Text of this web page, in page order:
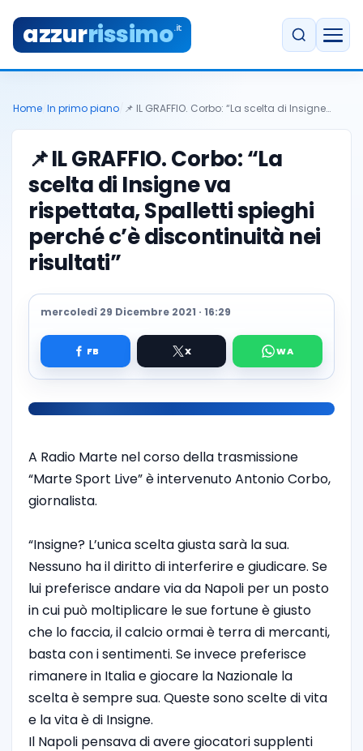
azzurrissimo.it
Home In primo piano 📌 IL GRAFFIO. Corbo: “La scelta di Insigne…
📌IL GRAFFIO. Corbo: “La
scelta di Insigne va
rispettata, Spalletti spieghi
perché c’è discontinuità nei
risultati”
mercoledì 29 Dicembre 2021 · 16:29
A Radio Marte nel corso della trasmissione
“Marte Sport Live” è intervenuto Antonio Corbo,
giornalista.
“Insigne? L’unica scelta giusta sarà la sua.
Nessuno ha il diritto di interferire e giudicare. Se
lui preferisce andare via da Napoli per un posto
in cui può moltiplicare le sue fortune è giusto
che lo faccia, il calcio ormai è terra di mercanti,
basta con i sentimenti. Se invece preferisce
rimanere in Italia e giocare la Nazionale la
scelta è sempre sua. Queste sono scelte di vita
e la vita è di Insigne.
Il Napoli pensava di avere giocatori supplenti